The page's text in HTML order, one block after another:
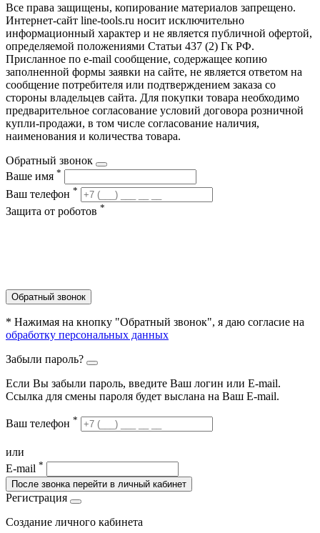
Все права защищены, копирование материалов запрещено.
Интернет-сайт line-tools.ru носит исключительно
информационный характер и не является публичной офертой,
определяемой положениями Статьи 437 (2) Гк РФ.
Присланное по e-mail сообщение, содержащее копию
заполненной формы заявки на сайте, не является ответом на
сообщение потребителя или подтверждением заказа со
стороны владельцев сайта. Для покупки товара необходимо
предварительное согласование условий договора розничной
купли-продажи, в том числе согласование наличия,
наименования и количества товара.
Обратный звонок
Ваше имя *
Ваш телефон *
Защита от роботов *
Обратный звонок
* Нажимая на кнопку "Обратный звонок", я даю согласие на
обработку персональных данных
Забыли пароль?
Если Вы забыли пароль, введите Ваш логин или Е-mail.
Ссылка для смены пароля будет выслана на Ваш E-mail.
Ваш телефон *
или
E-mail *
После звонка перейти в личный кабинет
Регистрация
Создание личного кабинета